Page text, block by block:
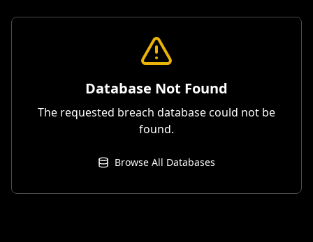
Database Not Found
The requested breach database could not be
found.
Browse All Databases